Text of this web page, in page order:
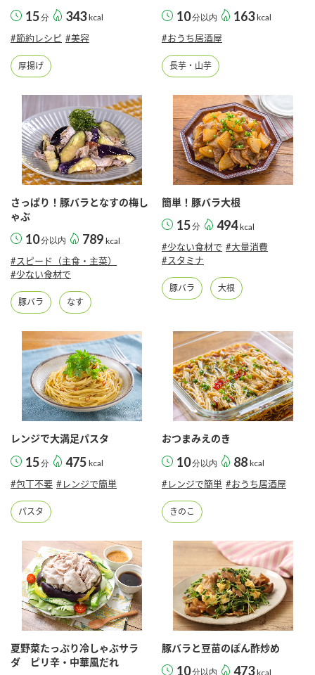
15分 343 kcal
#節約レシピ #美容
厚揚げ
10分以内 163 kcal
#おうち居酒屋
長芋・山芋
さっぱり！豚バラとなすの梅し
ゃぶ
10分以内 789 kcal
#スピード（主食・主菜）
#少ない食材で
豚バラ なす
簡単！豚バラ大根
15分 494 kcal
#少ない食材で #大量消費
#スタミナ
豚バラ 大根
レンジで大満足パスタ
15分 475 kcal
#包丁不要 #レンジで簡単
パスタ
おつまみえのき
10分以内 88 kcal
#レンジで簡単 #おうち居酒屋
きのこ
夏野菜たっぷり冷しゃぶサラ
ダ ピリ辛・中華風だれ
豚バラと豆苗のぽん酢炒め
10分以内 473 kcal